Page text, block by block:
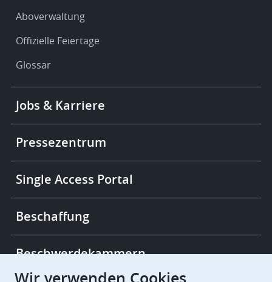
Aboverwaltung
Offizielle Feiertage
Glossar
More
links
Jobs & Karriere
Pressezentrum
Single Access Portal
Beschaffung
Beschwerdekammern